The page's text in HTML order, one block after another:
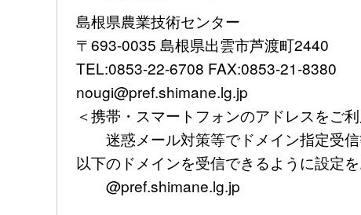
島根県農業技術センター
〒693-0035 島根県出雲市芦渡町2440
TEL:0853-22-6708 FAX:0853-21-8380
nougi@pref.shimane.lg.jp
＜携帯・スマートフォンのアドレスをご
迷惑メール対策等でドメイン指定受信
以下のドメインを受信できるように設定を
@pref.shimane.lg.jp